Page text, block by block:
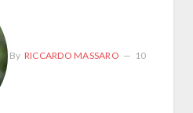
By RICCARDO MASSARO 10